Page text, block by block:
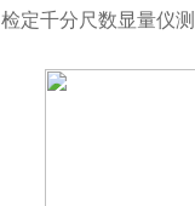
检定千分尺数显量仪